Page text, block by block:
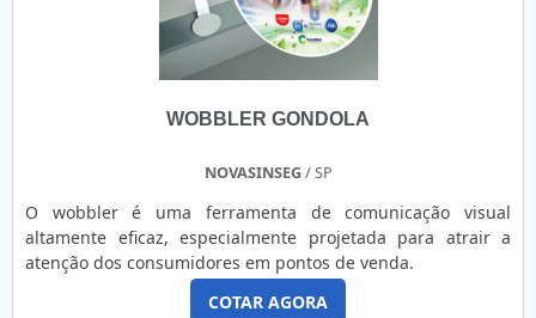
WOBBLER GONDOLA
NOVASINSEG/ SP
O wobbler é uma ferramenta de comunicação visual
altamente eficaz, especialmente projetada para atrair a
atenção dos consumidores em pontos de venda.
COTAR AGORA